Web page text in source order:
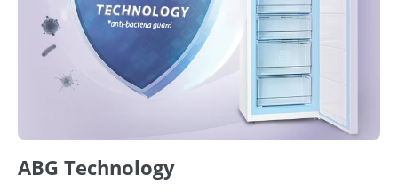
ABG Technology